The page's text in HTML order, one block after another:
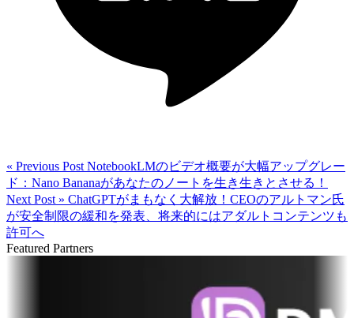
« Previous Post NotebookLMのビデオ概要が大幅アップグレー
ド：Nano Bananaがあなたのノートを生き生きとさせる！
Next Post » ChatGPTがまもなく大解放！CEOのアルトマン氏
が安全制限の緩和を発表、将来的にはアダルトコンテンツも
許可へ
Featured Partners